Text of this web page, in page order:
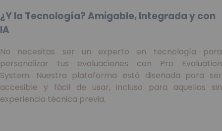
¿Y la Tecnología? Amigable, Integrada y con
IA
No necesitas ser un experto en tecnología para
personalizar tus evaluaciones con Pro Evaluation
System. Nuestra plataforma está diseñada para ser
accesible y fácil de usar, incluso para aquellos sin
experiencia técnica previa.